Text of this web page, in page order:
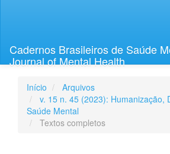
Lateral
Cadernos Brasileiros de Saúde
Journal of Mental Health
Início
Arquivos
v. 15 n. 45 (2023): Humanização,
Saúde Mental
Textos completos